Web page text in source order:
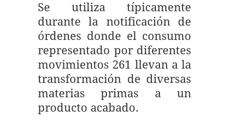
Se utiliza típicamente
durante la notificación de
órdenes donde el consumo
representado por diferentes
movimientos 261 llevan a la
transformación de diversas
materias primas a un
producto acabado.